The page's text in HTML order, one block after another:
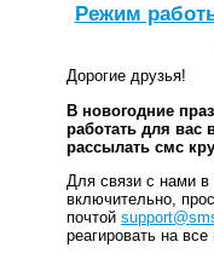
Режим
Дорогие друзья!
В новогодние
работать для
рассылать смс
Для связи с нами в
включительно,
почтой
реагировать на